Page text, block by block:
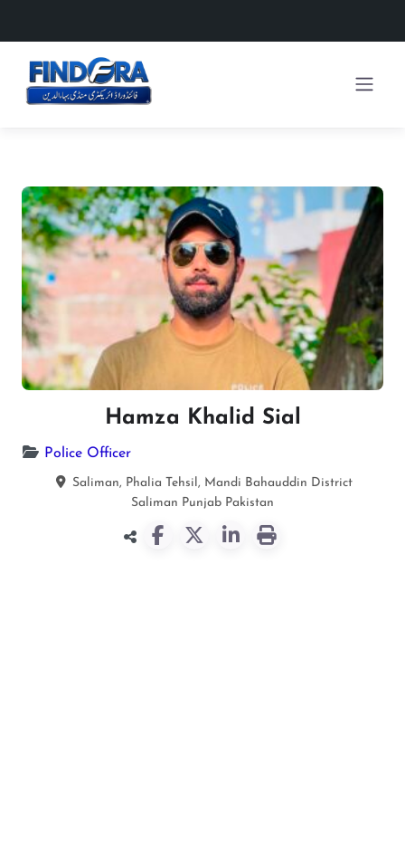
Hamza Khalid Sial
Police Officer
Saliman, Phalia Tehsil, Mandi Bahauddin District
Saliman Punjab Pakistan